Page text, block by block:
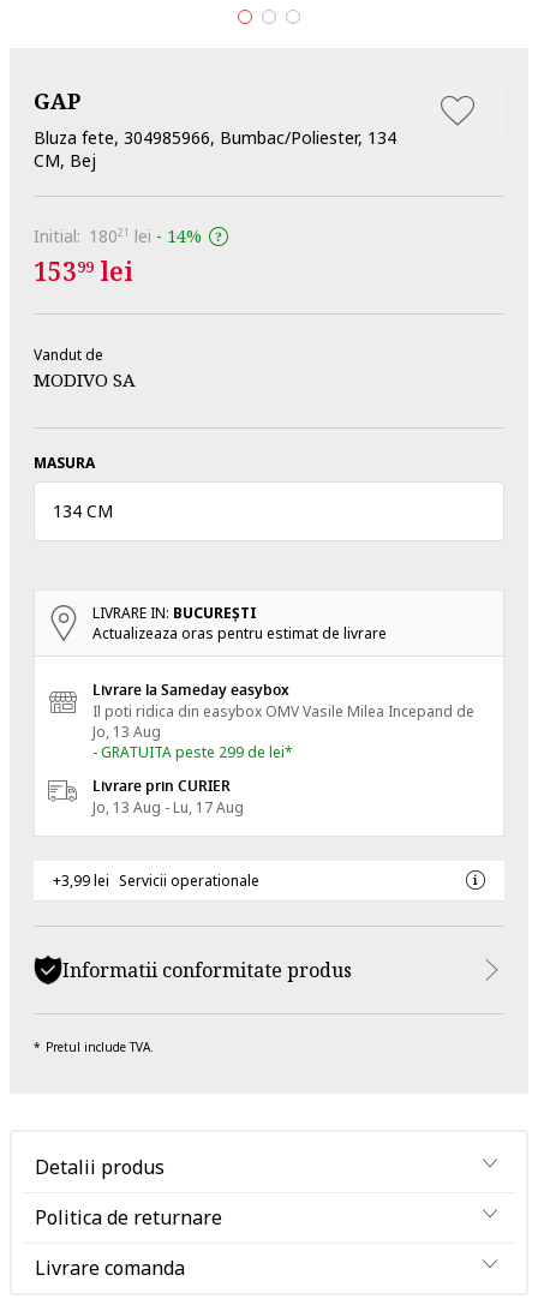
GAP
Bluza fete, 304985966, Bumbac/Poliester, 134
CM, Bej
Initial: 18021 lei - 14%
15399 lei
Vandut de
MODIVO SA
MASURA
134 CM
LIVRARE IN: BUCUREŞTI
Actualizeaza oras pentru estimat de livrare
Livrare la Sameday easybox
Il poti ridica din easybox OMV Vasile Milea Incepand de
Jo, 13 Aug
- GRATUITA peste 299 de lei*
Livrare prin CURIER
Jo, 13 Aug - Lu, 17 Aug
+3,99 lei Servicii operationale
Informatii conformitate produs
Pretul include TVA.
Detalii produs
Politica de returnare
Livrare comanda